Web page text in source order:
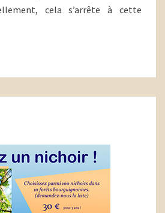
cela s’arrête à cette